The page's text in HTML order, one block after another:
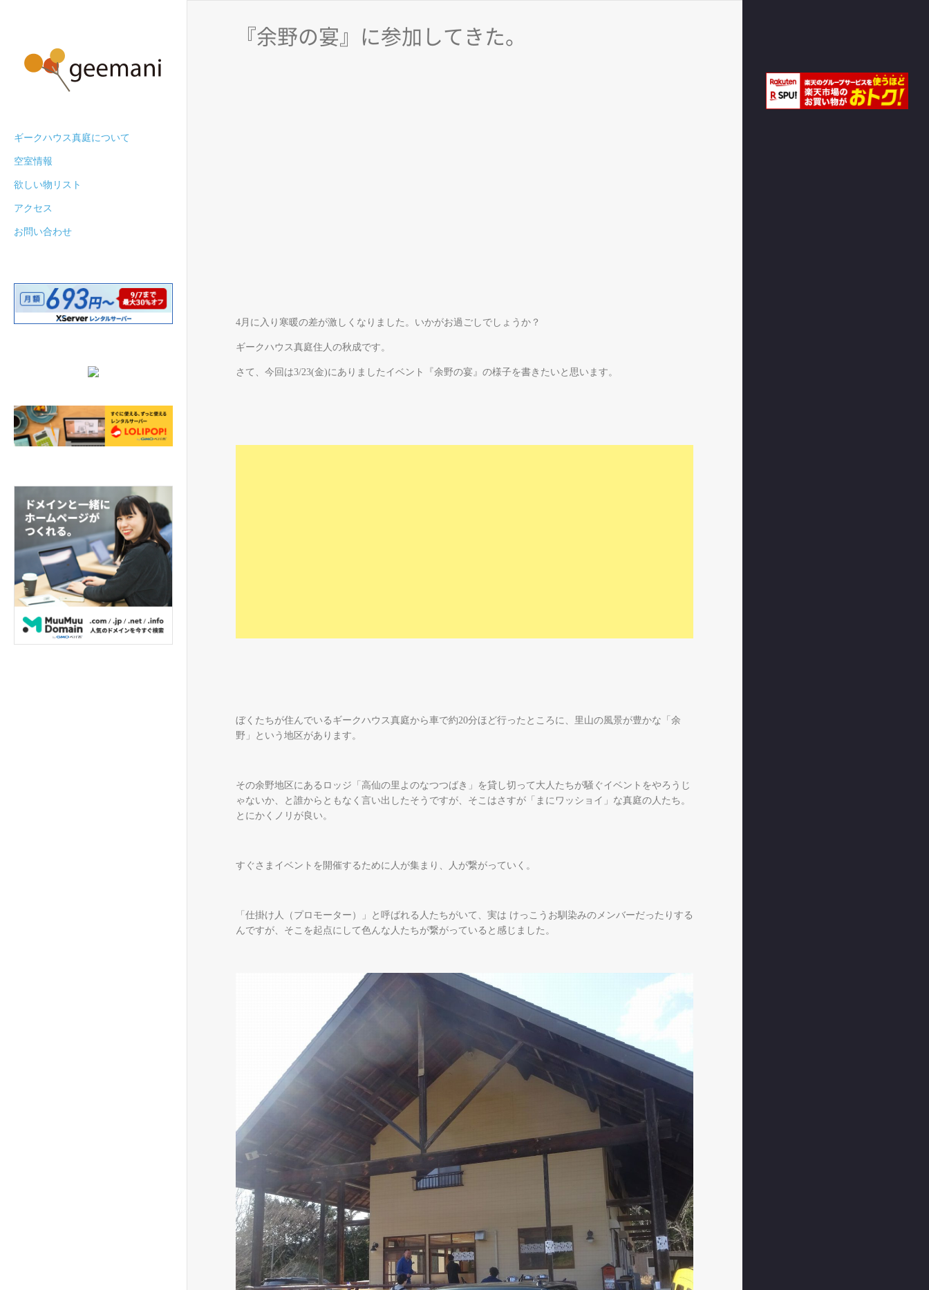
ギークハウス真庭について
空室情報
欲しい物リスト
アクセス
お問い合わせ
『余野の宴』に参加してきた。
4月に入り寒暖の差が激しくなりました。いかがお過ごしでしょうか？
ギークハウス真庭住人の秋成です。
さて、今回は3/23(金)にありましたイベント『余野の宴』の様子を書きたいと思います。
ぼくたちが住んでいるギークハウス真庭から車で約20分ほど行ったところに、里山の風景が豊かな「余
野」という地区があります。
その余野地区にあるロッジ「高仙の里よのなつつばき」を貸し切って大人たちが騒ぐイベントをやろうじ
ゃないか、と誰からともなく言い出したそうですが、そこはさすが「まにワッショイ」な真庭の人たち。
とにかくノリが良い。
すぐさまイベントを開催するために人が集まり、人が繋がっていく。
「仕掛け人（プロモーター）」と呼ばれる人たちがいて、実は けっこうお馴染みのメンバーだったりする
んですが、そこを起点にして色んな人たちが繋がっていると感じました。